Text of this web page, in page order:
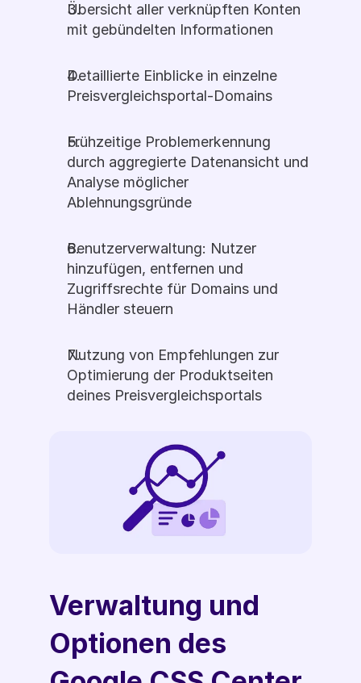
Übersicht aller verknüpften Konten
mit gebündelten Informationen
Detaillierte Einblicke in einzelne
Preisvergleichsportal-Domains
Frühzeitige Problemerkennung
durch aggregierte Datenansicht und
Analyse möglicher
Ablehnungsgründe
Benutzerverwaltung: Nutzer
hinzufügen, entfernen und
Zugriffsrechte für Domains und
Händler steuern
Nutzung von Empfehlungen zur
Optimierung der Produktseiten
deines Preisvergleichsportals
Verwaltung und
Optionen des